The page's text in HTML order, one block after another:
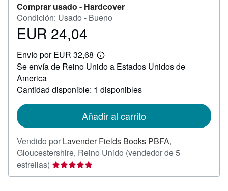
Comprar usado - Hardcover
Condición: Usado - Bueno
Precio
24,04
EUR 24,04
Envío por EUR 32,68
Más
información
tarifas
envío
Se envía de Reino Unido a Estados Unidos de
America
Cantidad disponible: 1 disponibles
Añadir al carrito
Vendido por Lavender Fields Books PBFA,
Gloucestershire, Reino Unido (vendedor de 5
estrellas) Calificación
del